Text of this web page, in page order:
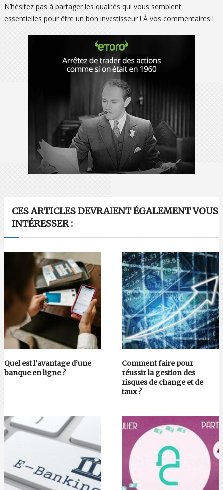
N’hésitez pas à partager les qualités qui vous semblent
essentielles pour être un bon investisseur ! À vos commentaires !
CES ARTICLES DEVRAIENT ÉGALEMENT VOUS
INTÉRESSER :
Quel est l’avantage d’une
banque en ligne ?
Comment faire pour
réussir la gestion des
risques de change et de
taux ?